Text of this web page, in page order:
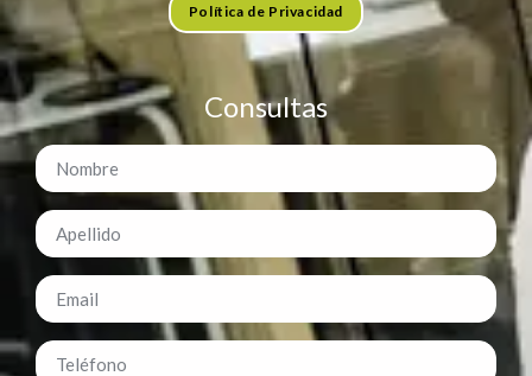
Política de Privacidad
Consultas